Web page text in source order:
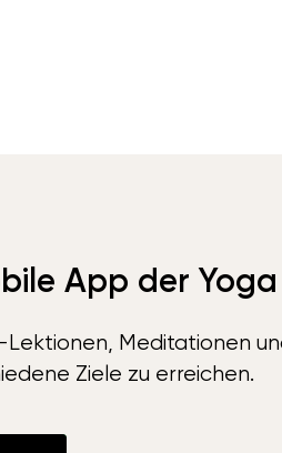
App der
Meditationen
Ziele zu erreichen.